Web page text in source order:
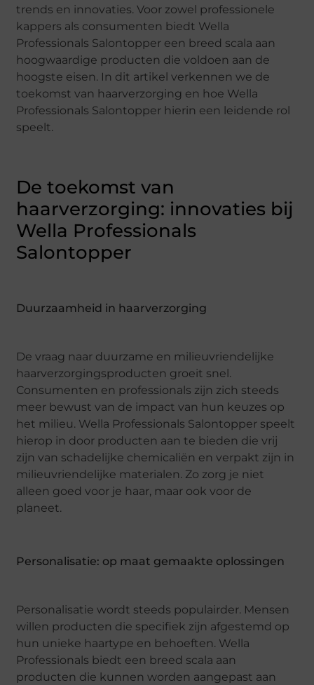
trends en innovaties. Voor zowel professionele
kappers als consumenten biedt Wella
Professionals Salontopper een breed scala aan
hoogwaardige producten die voldoen aan de
hoogste eisen. In dit artikel verkennen we de
toekomst van haarverzorging en hoe Wella
Professionals Salontopper hierin een leidende rol
speelt.
De toekomst van
haarverzorging: innovaties bij
Wella Professionals
Salontopper
Duurzaamheid in haarverzorging
De vraag naar duurzame en milieuvriendelijke
haarverzorgingsproducten groeit snel.
Consumenten en professionals zijn zich steeds
meer bewust van de impact van hun keuzes op
het milieu. Wella Professionals Salontopper speelt
hierop in door producten aan te bieden die vrij
zijn van schadelijke chemicaliën en verpakt zijn in
milieuvriendelijke materialen. Zo zorg je niet
alleen goed voor je haar, maar ook voor de
planeet.
Personalisatie: op maat gemaakte oplossingen
Personalisatie wordt steeds populairder. Mensen
willen producten die specifiek zijn afgestemd op
hun unieke haartype en behoeften. Wella
Professionals biedt een breed scala aan
producten die kunnen worden aangepast aan